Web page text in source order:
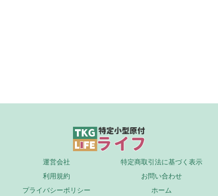
運営会社
特定商取引法に基づく表示
利用規約
お問い合わせ
プライバシーポリシー
ホーム